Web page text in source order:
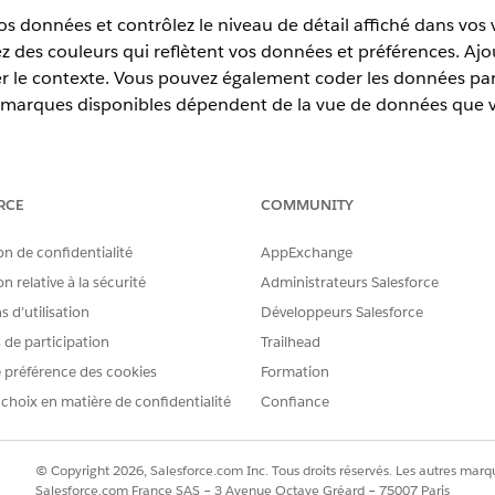
données et contrôlez le niveau de détail affiché dans
des couleurs qui reflètent vos données et préférences.
le contexte. Vous pouvez également coder les données
disponibles dépendent de la vue de données que
Next Visualizations
mettre en évidence les différences dans les valeurs des types de
les valeurs du champ de mesure continue représentées par les
d'un autre champ de mesure continue de votre choix.
entre les valeurs ou le dimensionnement absolu pour appliquer
dans les visualisations
à votre marque, fournissez des indices visuels sur les
définir jusqu'à 10 couleurs personnalisées dans un graphique.
par ordre séquentiel.
de confidentialité
relative à la sécurité
d’utilisation
de participation
des cookies
choix en matière de confidentialité
COMMUNITY
AppExchange
Administrateurs Salesforce
Développeurs Salesforce
Trailhead
Formation
Confiance
© Copyright 2026, Salesforce.com Inc. Tous droits réservés. Les autres
Salesforce.com France SAS – 3 Avenue Octave Gréard – 75007 Paris